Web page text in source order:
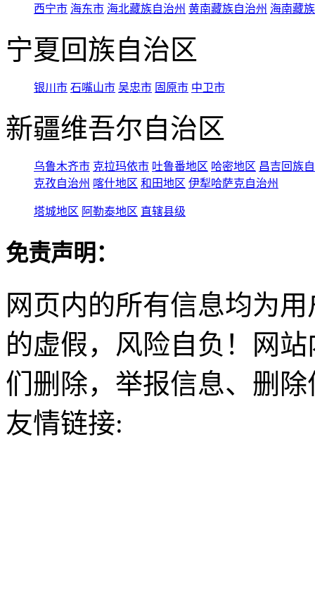
西宁市 海东市 海北藏族自治州 黄南藏族自治州 海南藏
宁夏回族自治区
银川市 石嘴山市 吴忠市 固原市 中卫市
新疆维吾尔自治区
乌鲁木齐市 克拉玛依市 吐鲁番地区 哈密地区 昌吉回族
克孜自治州 喀什地区 和田地区 伊犁哈萨克自治州
塔城地区 阿勒泰地区 直辖县级
免责声明：
网页内的所有信息均为
的虚假，风险自负！网
们删除，举报信息、删
友情链接: